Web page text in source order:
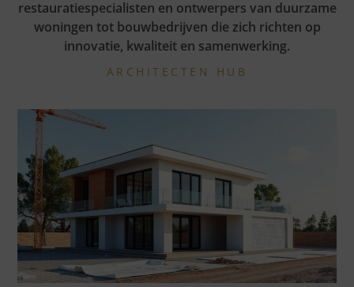
restauratiespecialisten en ontwerpers van duurzame
woningen tot bouwbedrijven die zich richten op
innovatie, kwaliteit en samenwerking.
ARCHITECTEN HUB